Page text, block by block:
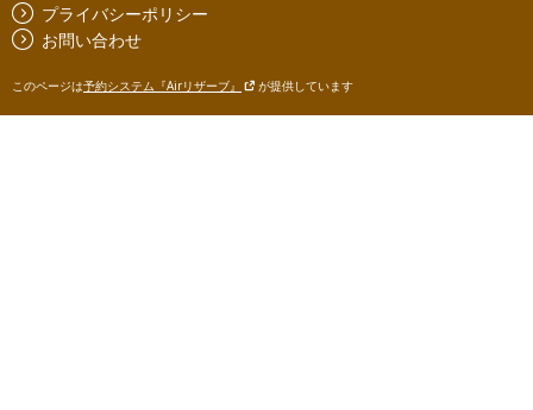
プライバシーポリシー
お問い合わせ
このページは予約システム『Airリザーブ』 が提供しています